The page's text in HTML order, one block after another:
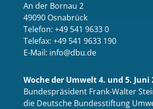
An der Bornau 2
49090 Osnabrück
Telefon: +49 541 9633 0
Telefax: +49 541 9633 190
E-Mail: info@dbu.de
Woche der Umwelt 4. und 5. Juni
Bundespräsident Frank-Walter
die Deutsche Bundesstiftung